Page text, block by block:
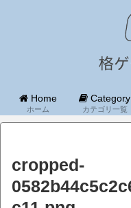
Home
ホーム
Category
カテゴリ一覧
cropped-